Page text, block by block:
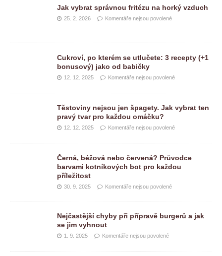
Jak vybrat správnou fritézu na horký vzduch
25. 2. 2026 Komentáře nejsou povolené
Cukroví, po kterém se utlučete: 3 recepty (+1
bonusový) jako od babičky
12. 12. 2025 Komentáře nejsou povolené
Těstoviny nejsou jen špagety. Jak vybrat ten
pravý tvar pro každou omáčku?
12. 12. 2025 Komentáře nejsou povolené
Černá, béžová nebo červená? Průvodce
barvami kotníkových bot pro každou
příležitost
30. 9. 2025 Komentáře nejsou povolené
Nejčastější chyby při přípravě burgerů a jak
se jim vyhnout
1. 9. 2025 Komentáře nejsou povolené